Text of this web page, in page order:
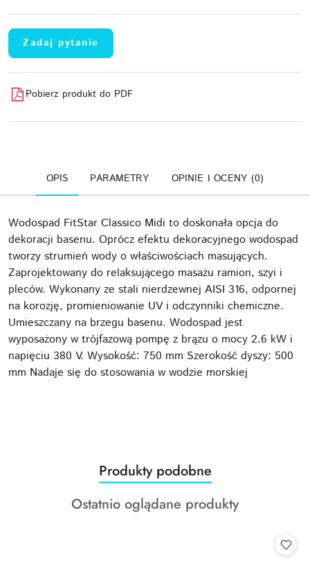
Zadaj pytanie
Pobierz produkt do PDF
OPIS PARAMETRY OPINIE I OCENY (0)
Wodospad FitStar Classico Midi to doskonała opcja do
dekoracji basenu. Oprócz efektu dekoracyjnego wodospad
tworzy strumień wody o właściwościach masujących.
Zaprojektowany do relaksującego masażu ramion, szyi i
pleców. Wykonany ze stali nierdzewnej AISI 316, odpornej
na korozję, promieniowanie UV i odczynniki chemiczne.
Umieszczany na brzegu basenu. Wodospad jest
wyposażony w trójfazową pompę z brązu o mocy 2.6 kW i
napięciu 380 V. Wysokość: 750 mm Szerokość dyszy: 500
mm Nadaje się do stosowania w wodzie morskiej
Pomiń karuzelę produktów
Produkty
o
statusie:
Produkty podobne
Produkty
Ostatnio oglądane produkty